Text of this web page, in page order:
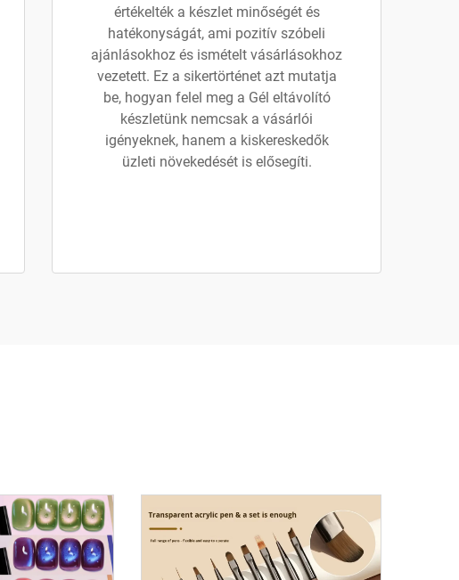
értékelték a készlet minőségét és
hatékonyságát, ami pozitív szóbeli
ajánlásokhoz és ismételt vásárlásokhoz
vezetett. Ez a sikertörténet azt mutatja
be, hogyan felel meg a Gél eltávolító
készletünk nemcsak a vásárlói
igényeknek, hanem a kiskereskedők
üzleti növekedését is elősegíti.